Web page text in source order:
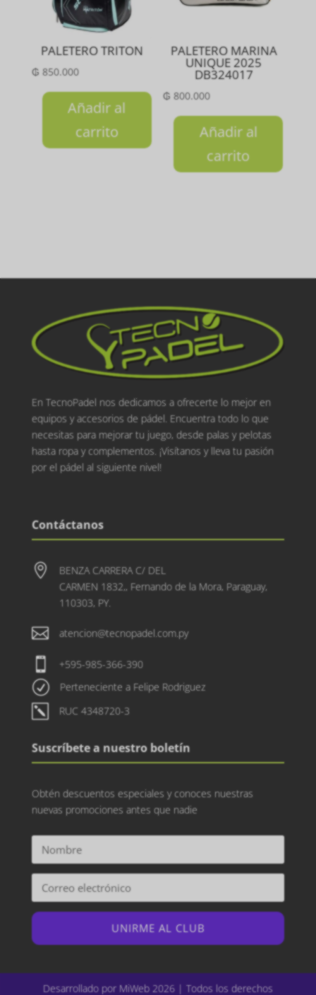
PALETERO TRITON
₲850.000
Añadir al
carrito
PALETERO MARINA
UNIQUE 2025
DB324017
₲ 800.000
Añadir al
carrito
En TecnoPadel nos dedicamos a ofrecerte lo mejor en
equipos y accesorios de pádel. Encuentra todo lo que
necesitas para mejorar tu juego, desde palas y pelotas
hasta ropa y complementos. ¡Visítanos y lleva tu pasión
por el pádel al siguiente nivel!
Contáctanos

BENZA CARRERA C/ DEL
CARMEN 1832,, Fernando de la Mora, Paraguay,
110303, PY.
 atencion@tecnopadel.com.py
 +595-985-366-390
R Perteneciente a Felipe Rodriguez
k RUC 4348720-3
Suscríbete a nuestro boletín
Obtén descuentos especiales y conoces nuestras
nuevas promociones antes que nadie
UNIRME AL CLUB
Desarrollado por MiWeb 2026 | Todos los derechos